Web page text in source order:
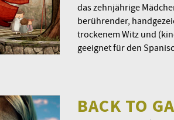
das zehnjährige
berührender,
trockenem Witz und
geeignet für den
BACK TO